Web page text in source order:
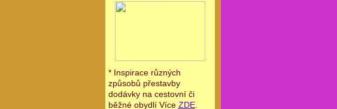
* Inspirace různých
způsobů přestavby
dodávky na cestovní či
běžné obydlí Více ZDE.